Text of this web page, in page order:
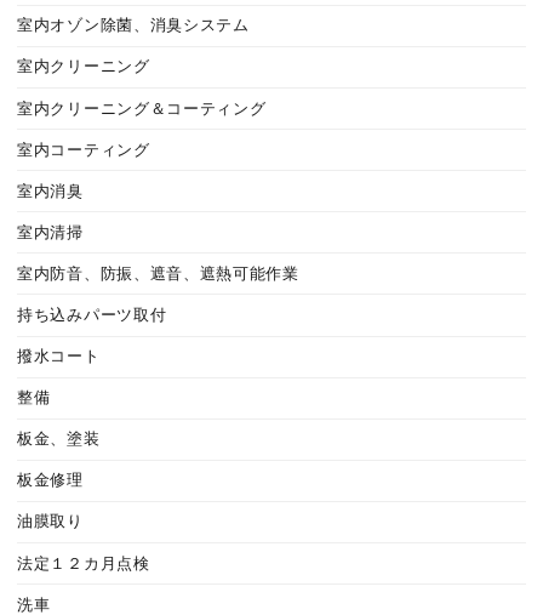
室内オゾン除菌、消臭システム
室内クリーニング
室内クリーニング＆コーティング
室内コーティング
室内消臭
室内清掃
室内防音、防振、遮音、遮熱可能作業
持ち込みパーツ取付
撥水コート
整備
板金、塗装
板金修理
油膜取り
法定１２カ月点検
洗車